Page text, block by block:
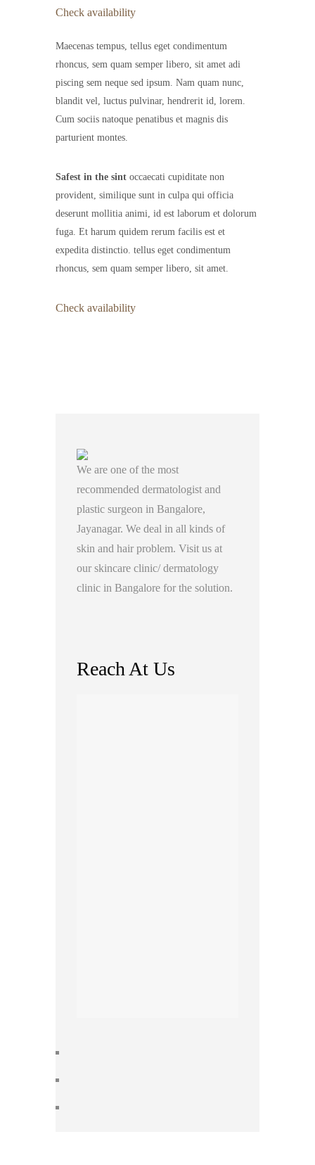
Check availability
Maecenas tempus, tellus eget condimentum
rhoncus, sem quam semper libero, sit amet adi
piscing sem neque sed ipsum. Nam quam nunc,
blandit vel, luctus pulvinar, hendrerit id, lorem.
Cum sociis natoque penatibus et magnis dis
parturient montes.
Safest in the sint occaecati cupiditate non
provident, similique sunt in culpa qui officia
deserunt mollitia animi, id est laborum et dolorum
fuga. Et harum quidem rerum facilis est et
expedita distinctio. tellus eget condimentum
rhoncus, sem quam semper libero, sit amet.
Check availability
We are one of the most
recommended dermatologist and
plastic surgeon in Bangalore,
Jayanagar. We deal in all kinds of
skin and hair problem. Visit us at
our skincare clinic/ dermatology
clinic in Bangalore for the solution.
Reach At Us